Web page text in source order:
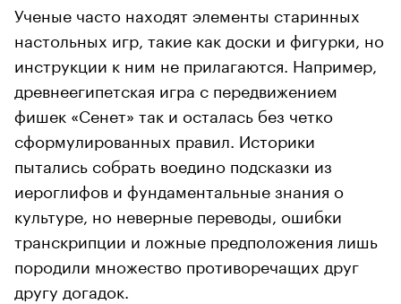
Ученые часто находят элементы старинных
настольных игр, такие как доски и фигурки, но
инструкции к ним не прилагаются. Например,
древнеегипетская игра с передвижением
фишек «Сенет» так и осталась без четко
сформулированных правил. Историки
пытались собрать воедино подсказки из
иероглифов и фундаментальные знания о
культуре, но неверные переводы, ошибки
транскрипции и ложные предположения лишь
породили множество противоречащих друг
другу догадок.